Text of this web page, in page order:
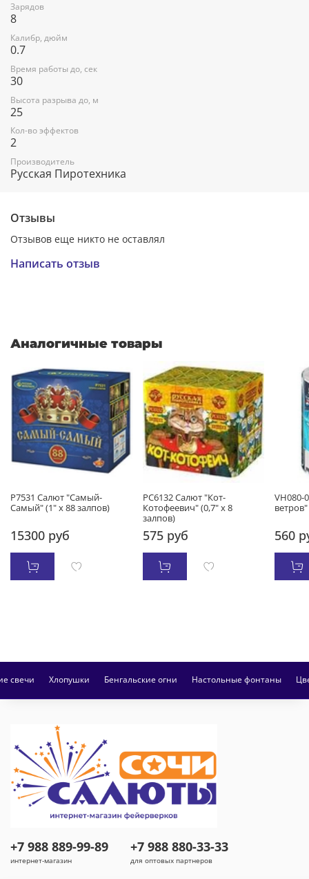
Зарядов
8
Калибр, дюйм
0.7
Время работы до, сек
30
Высота разрыва до, м
25
Кол-во эффектов
2
Производитель
Русская Пиротехника
Отзывы
Отзывов еще никто не оставлял
Написать отзыв
Аналогичные товары
Р7531 Салют "Самый-
Самый" (1" х 88 залпов)
15300 руб
РС6132 Салют "Кот-
Котофеевич" (0,7" х 8
залпов)
575 руб
VH080-
560
свечи Хлопушки Бенгальские огни Настольные фонтаны
+7 988 889-99-89
интернет-магазин
+7 988 880-33-33
для оптовых партнеров